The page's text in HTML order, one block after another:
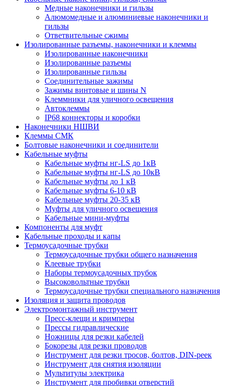
Медные наконечники и гильзы
Алюмомедные и алюминиевые наконечники и
гильзы
Ответвительные сжимы
Изолированные разъемы, наконечники и клеммы
Изолированные наконечники
Изолированные разъемы
Изолированные гильзы
Соединительные зажимы
Зажимы винтовые и шины N
Клеммники для уличного освещения
Автоклеммы
IP68 коннекторы и коробки
Наконечники НШВИ
Клеммы СМК
Болтовые наконечники и соединители
Кабельные муфты
Кабельные муфты нг-LS до 1кВ
Кабельные муфты нг-LS до 10кВ
Кабельные муфты до 1 кВ
Кабельные муфты 6-10 кВ
Кабельные муфты 20-35 кВ
Муфты для уличного освещения
Кабельные мини-муфты
Компоненты для муфт
Кабельные проходы и капы
Термоусадочные трубки
Термоусадочные трубки общего назначения
Клеевые трубки
Наборы термоусадочных трубок
Высоковольтные трубки
Термоусадочные трубки специального назначения
Изоляция и защита проводов
Электромонтажный инструмент
Пресс-клещи и кримперы
Прессы гидравлические
Ножницы для резки кабелей
Бокорезы для резки проводов
Инструмент для резки тросов, болтов, DIN-реек
Инструмент для снятия изоляции
Мультитулы электрика
Инструмент для пробивки отверстий